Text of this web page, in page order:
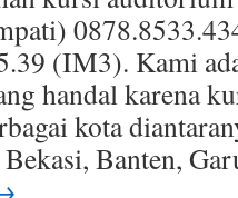
(IM3). Kami
handal karena
kota
Banten,